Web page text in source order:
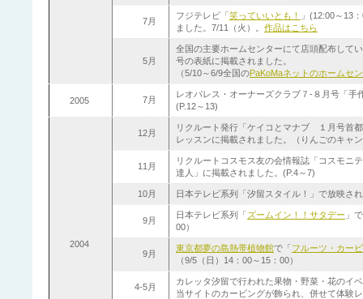
7月
フジテレビ「笑っていいとも！
」(12:00～13
ました。7/11（火）。 作品はこちら
5月
全国の主要ホームセンターにて店頭配布して
号の表紙に掲載されました
（5/10～6/9全国のPaKoMaネットのホームセ
2005 7月
レオパレス・オーナーズクラブ７-８月号「手
(P.12～13)
2004
12月
リクルート発行「ケイコとマナブ １月号首
レッスンに掲載されました。（りんごのキャ
11月
リクルートコスモス友の会情報誌「コスモニ
達人」に掲載されました。(P.4～7)
10月 日本テレビ系列「汐留スタイル！ 」で放映さ
9月
日本テレビ系列「ズームイン！！サタデー 」
00）
9月
東京都夢の島熱帯植物館で「フルーツ・カー
（9/5（日）14：00～15：00）
4-5月
カレッタ汐留で行われた果物・野菜・花のイ
当サイトのカービングが飾られ、併せて体験